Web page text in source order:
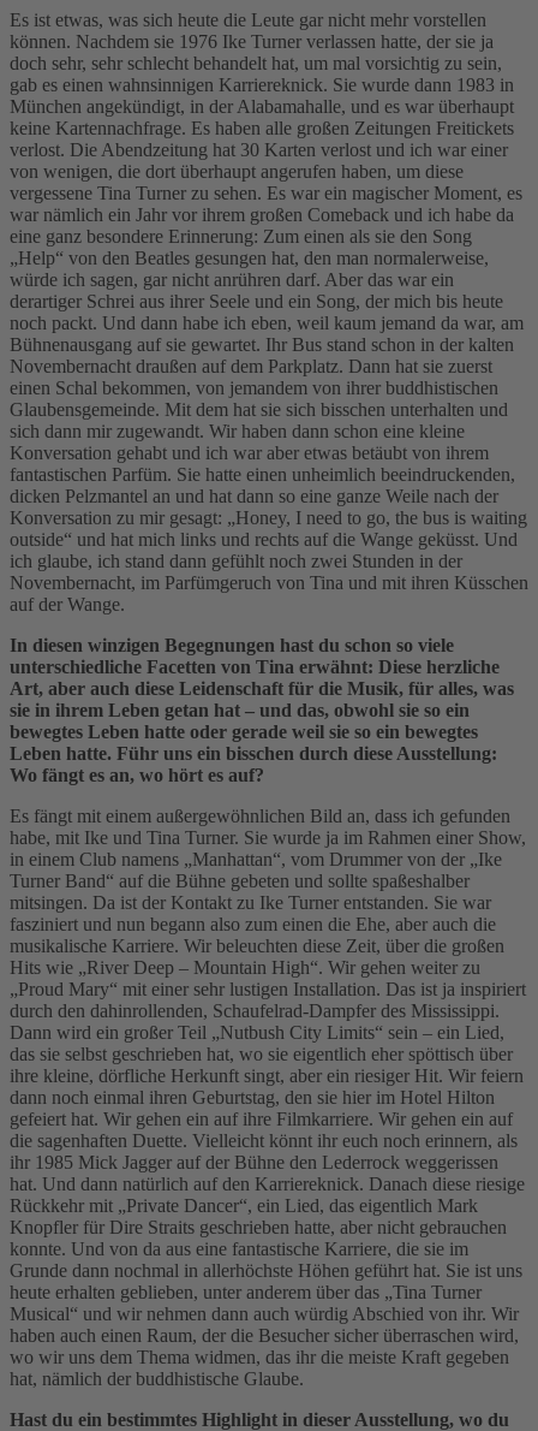
Es ist etwas, was sich heute die Leute gar nicht mehr vorstellen
können. Nachdem sie 1976 Ike Turner verlassen hatte, der sie ja
doch sehr, sehr schlecht behandelt hat, um mal vorsichtig zu sein,
gab es einen wahnsinnigen Karriereknick. Sie wurde dann 1983 in
München angekündigt, in der Alabamahalle, und es war überhaupt
keine Kartennachfrage. Es haben alle großen Zeitungen Freitickets
verlost. Die Abendzeitung hat 30 Karten verlost und ich war einer
von wenigen, die dort überhaupt angerufen haben, um diese
vergessene Tina Turner zu sehen. Es war ein magischer Moment, es
war nämlich ein Jahr vor ihrem großen Comeback und ich habe da
eine ganz besondere Erinnerung: Zum einen als sie den Song
„Help“ von den Beatles gesungen hat, den man normalerweise,
würde ich sagen, gar nicht anrühren darf. Aber das war ein
derartiger Schrei aus ihrer Seele und ein Song, der mich bis heute
noch packt. Und dann habe ich eben, weil kaum jemand da war, am
Bühnenausgang auf sie gewartet. Ihr Bus stand schon in der kalten
Novembernacht draußen auf dem Parkplatz. Dann hat sie zuerst
einen Schal bekommen, von jemandem von ihrer buddhistischen
Glaubensgemeinde. Mit dem hat sie sich bisschen unterhalten und
sich dann mir zugewandt. Wir haben dann schon eine kleine
Konversation gehabt und ich war aber etwas betäubt von ihrem
fantastischen Parfüm. Sie hatte einen unheimlich beeindruckenden,
dicken Pelzmantel an und hat dann so eine ganze Weile nach der
Konversation zu mir gesagt: „Honey, I need to go, the bus is waiting
outside“ und hat mich links und rechts auf die Wange geküsst. Und
ich glaube, ich stand dann gefühlt noch zwei Stunden in der
Novembernacht, im Parfümgeruch von Tina und mit ihren Küsschen
auf der Wange.
In diesen winzigen Begegnungen hast du schon so viele
unterschiedliche Facetten von Tina erwähnt: Diese herzliche
Art, aber auch diese Leidenschaft für die Musik, für alles, was
sie in ihrem Leben getan hat – und das, obwohl sie so ein
bewegtes Leben hatte oder gerade weil sie so ein bewegtes
Leben hatte. Führ uns ein bisschen durch diese Ausstellung:
Wo fängt es an, wo hört es auf?
Es fängt mit einem außergewöhnlichen Bild an, dass ich gefunden
habe, mit Ike und Tina Turner. Sie wurde ja im Rahmen einer Show,
in einem Club namens „Manhattan“, vom Drummer von der „Ike
Turner Band“ auf die Bühne gebeten und sollte spaßeshalber
mitsingen. Da ist der Kontakt zu Ike Turner entstanden. Sie war
fasziniert und nun begann also zum einen die Ehe, aber auch die
musikalische Karriere. Wir beleuchten diese Zeit, über die großen
Hits wie „River Deep – Mountain High“. Wir gehen weiter zu
„Proud Mary“ mit einer sehr lustigen Installation. Das ist ja inspiriert
durch den dahinrollenden, Schaufelrad-Dampfer des Mississippi.
Dann wird ein großer Teil „Nutbush City Limits“ sein – ein Lied,
das sie selbst geschrieben hat, wo sie eigentlich eher spöttisch über
ihre kleine, dörfliche Herkunft singt, aber ein riesiger Hit. Wir feiern
dann noch einmal ihren Geburtstag, den sie hier im Hotel Hilton
gefeiert hat. Wir gehen ein auf ihre Filmkarriere. Wir gehen ein auf
die sagenhaften Duette. Vielleicht könnt ihr euch noch erinnern, als
ihr 1985 Mick Jagger auf der Bühne den Lederrock weggerissen
hat. Und dann natürlich auf den Karriereknick. Danach diese riesige
Rückkehr mit „Private Dancer“, ein Lied, das eigentlich Mark
Knopfler für Dire Straits geschrieben hatte, aber nicht gebrauchen
konnte. Und von da aus eine fantastische Karriere, die sie im
Grunde dann nochmal in allerhöchste Höhen geführt hat. Sie ist uns
heute erhalten geblieben, unter anderem über das „Tina Turner
Musical“ und wir nehmen dann auch würdig Abschied von ihr. Wir
haben auch einen Raum, der die Besucher sicher überraschen wird,
wo wir uns dem Thema widmen, das ihr die meiste Kraft gegeben
hat, nämlich der buddhistische Glaube.
Hast du ein bestimmtes Highlight in dieser Ausstellung, wo du